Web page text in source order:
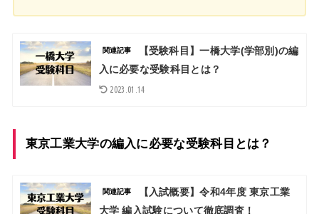
関連記事
【受験科目】一橋大学(学部別)の編
入に必要な受験科目とは？
2023.01.14
東京工業大学の編入に必要な受験科目とは？
関連記事
【入試概要】令和4年度 東京工業
大学 編入試験について徹底調査！